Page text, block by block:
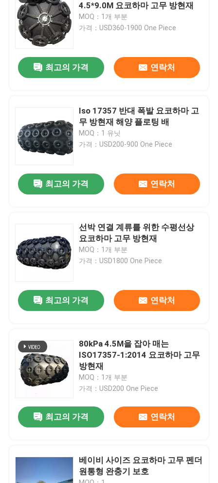
비디오
우리 에 관한 것
품질 관리
인용 을 요청 하십시오
플랫폼 고무 방현재
공기 고무 방현재
4.5*9.0M 요코하마 고무 방현재
MOQ：1개 부분
가격：USD360-1900 One Piece
최고의 가격 연락처
Iso 17357 반대 폭발 요코하마 고
무 방현재 해양 플로팅 배
MOQ：1 유닛
가격：USD200-900 One Piece
최고의 가격 연락처
선박 연결 계류를 위한 수평선상
요코하마 고무 방현재
MOQ：1개 부분
가격：USD1800 One Piece
최고의 가격 연락처
80kPa 4.5M을 잡아 매는
ISO17357-1:2014 요코하마 고무
방현재
MOQ：1개 부분
가격：USD200 One Piece
최고의 가격 연락처
베이비 사이즈 요코하마 고무 펜더
원통형 완충기 보호